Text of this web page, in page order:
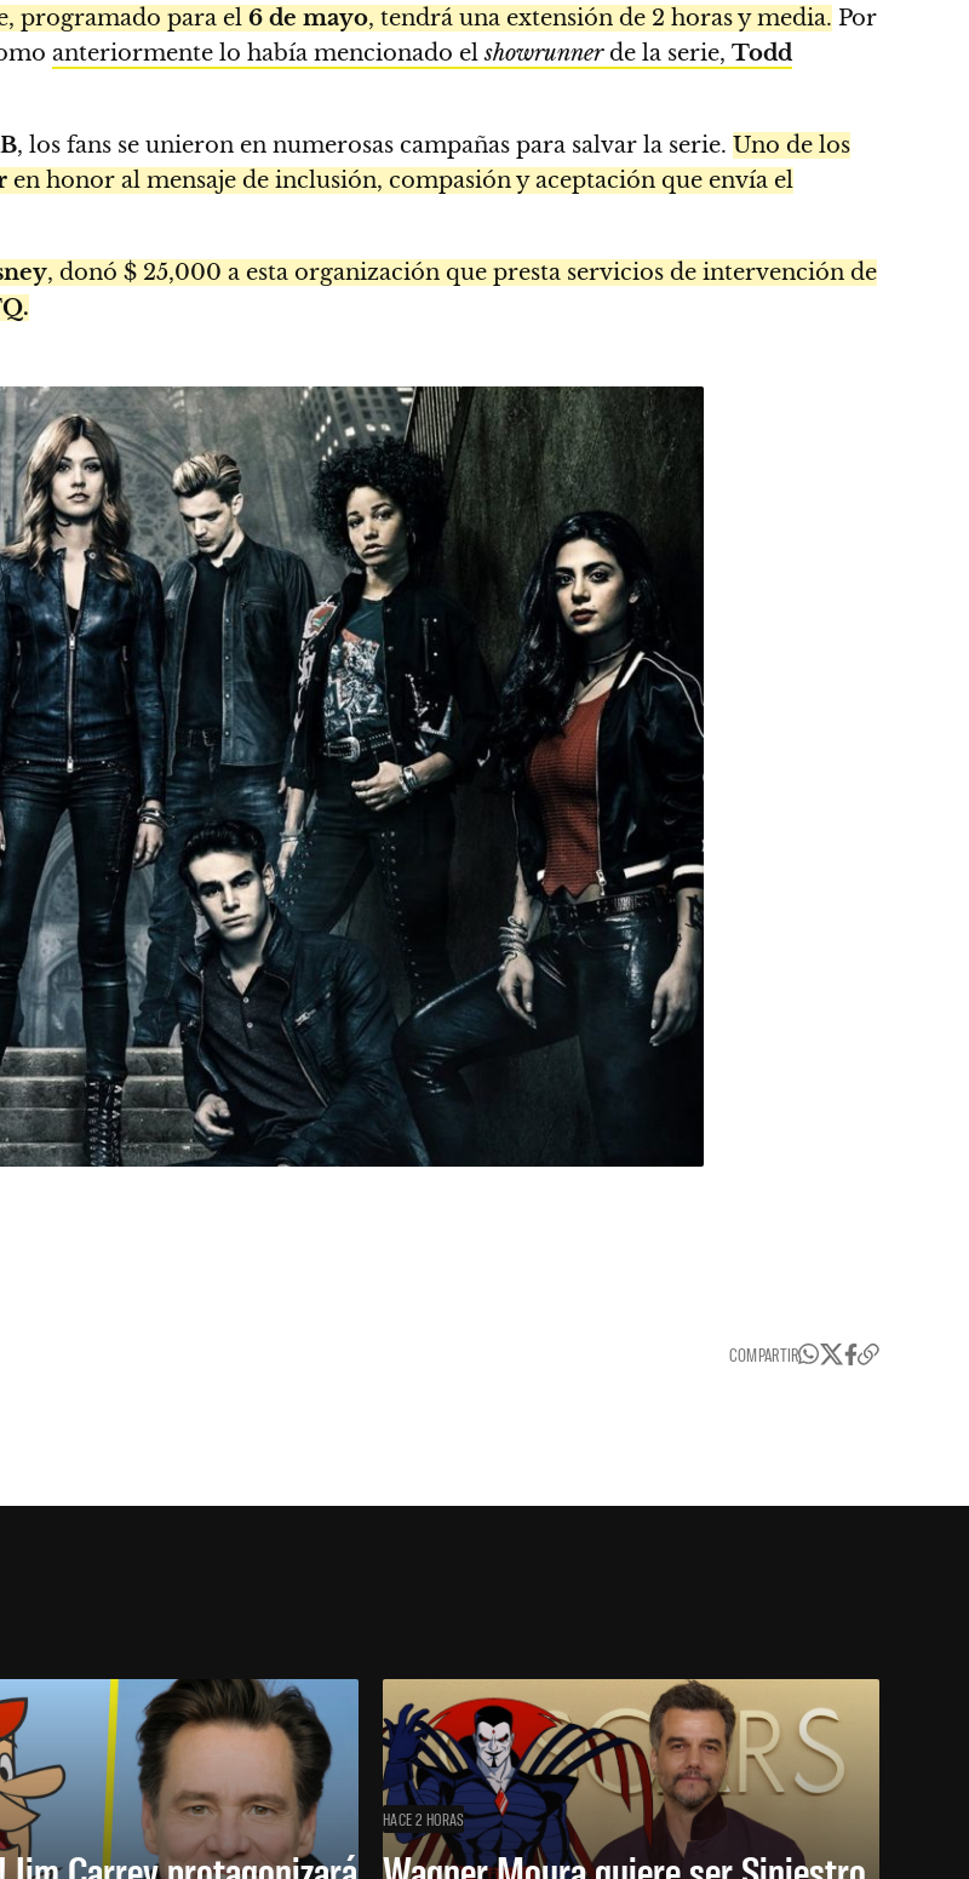
programado para el 6 de mayo, tendrá una extensión de 2 horas y media. Por
anteriormente lo había mencionado elshowrunner de la serie, Todd
, los fans se unieron en numerosas campañas para salvar la serie. Uno de los
en honor al mensaje de inclusión, compasión y aceptación que envía el
, donó $ 25,000 a esta organización que presta servicios de intervención de
COMPARTIR
HACE 2 HORAS